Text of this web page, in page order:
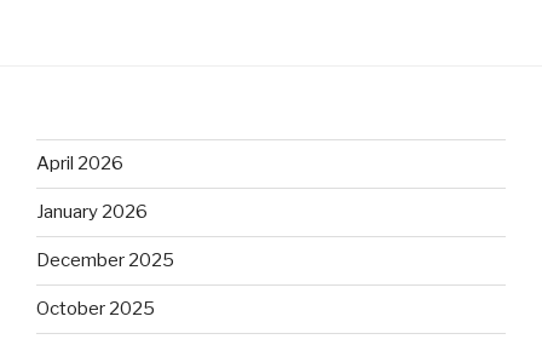
April 2026
January 2026
December 2025
October 2025